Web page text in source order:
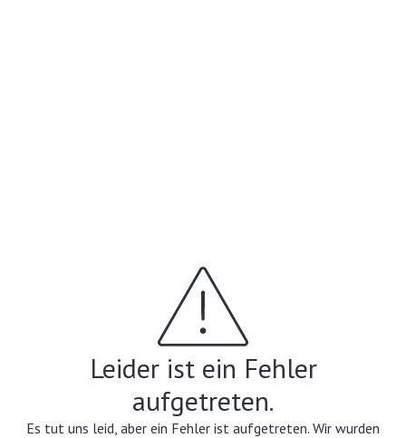
Leider ist ein Fehler
aufgetreten.
Es tut uns leid, aber ein Fehler ist aufgetreten. Wir wurden